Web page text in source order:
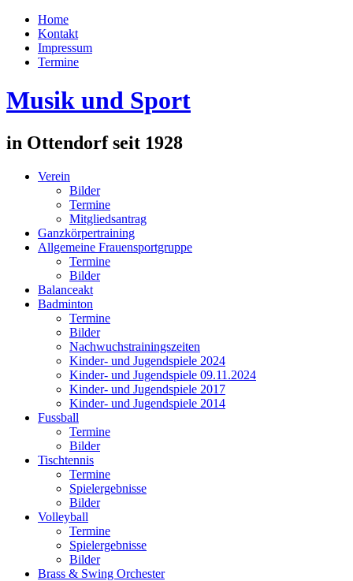
Home
Kontakt
Impressum
Termine
Musik und Sport
in Ottendorf seit 1928
Verein
Bilder
Termine
Mitgliedsantrag
Ganzkörpertraining
Allgemeine Frauensportgruppe
Termine
Bilder
Balanceakt
Badminton
Termine
Bilder
Nachwuchstrainingszeiten
Kinder- und Jugendspiele 2024
Kinder- und Jugendspiele 09.11.2024
Kinder- und Jugendspiele 2017
Kinder- und Jugendspiele 2014
Fussball
Termine
Bilder
Tischtennis
Termine
Spielergebnisse
Bilder
Volleyball
Termine
Spielergebnisse
Bilder
Brass & Swing Orchester